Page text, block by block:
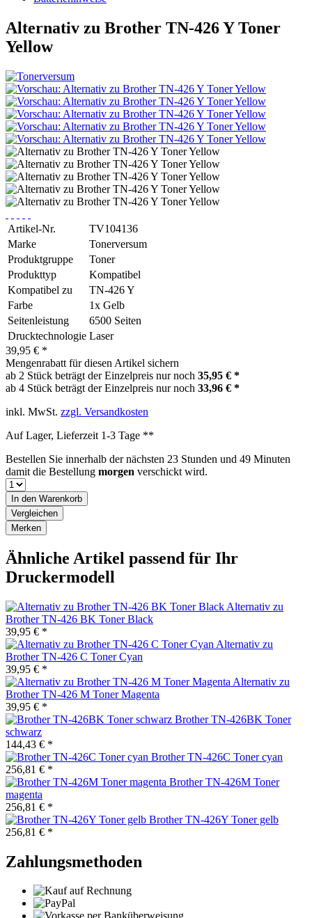
Alternativ zu Brother TN-426 Y Toner
Yellow
Artikel-Nr.
TV104136
Marke
Tonerversum
Produktgruppe
Toner
Produkttyp
Kompatibel
Kompatibel zu
TN-426 Y
Farbe
1x Gelb
Seitenleistung
6500 Seiten
Drucktechnologie Laser
39,95 € *
Mengenrabatt für diesen Artikel sichern
ab 2 Stück beträgt der Einzelpreis nur noch 35,95 € *
ab 4 Stück beträgt der Einzelpreis nur noch 33,96 € *
inkl. MwSt. zzgl. Versandkosten
Auf Lager, Lieferzeit 1-3 Tage **
Bestellen Sie innerhalb der nächsten 23 Stunden und 49 Minuten
damit die Bestellung morgen verschickt wird.
In den Warenkorb
Vergleichen
Merken
Ähnliche Artikel passend für Ihr
Druckermodell
Alternativ zu
Brother TN-426 BK Toner Black
39,95 € *
Alternativ zu
Brother TN-426 C Toner Cyan
39,95 € *
Alternativ zu
Brother TN-426 M Toner Magenta
39,95 € *
Brother TN-426BK Toner
schwarz
144,43 € *
Brother TN-426C Toner cyan
256,81 € *
Brother TN-426M Toner
magenta
256,81 € *
Brother TN-426Y Toner gelb
256,81 € *
Zahlungsmethoden